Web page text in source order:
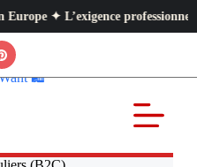
✦ L’exigence professionnelle au